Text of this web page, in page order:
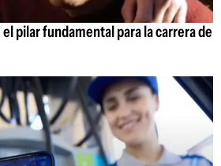
pilar fundamental para la carrera de